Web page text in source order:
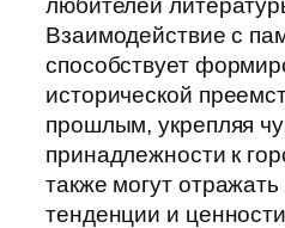
любителей
Взаимодействие с
способствует
исторической
прошлым, укрепляя
принадлежности к
также могут
тенденции и